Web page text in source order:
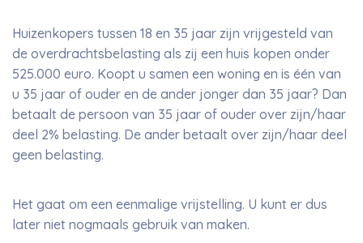
Huizenkopers tussen 18 en 35 jaar zijn vrijgesteld van
de overdrachtsbelasting als zij een huis kopen onder
525.000 euro. Koopt u samen een woning en is één van
u 35 jaar of ouder en de ander jonger dan 35 jaar? Dan
betaalt de persoon van 35 jaar of ouder over zijn/haar
deel 2% belasting. De ander betaalt over zijn/haar deel
geen belasting.
Het gaat om een eenmalige vrijstelling. U kunt er dus
later niet nogmaals gebruik van maken.